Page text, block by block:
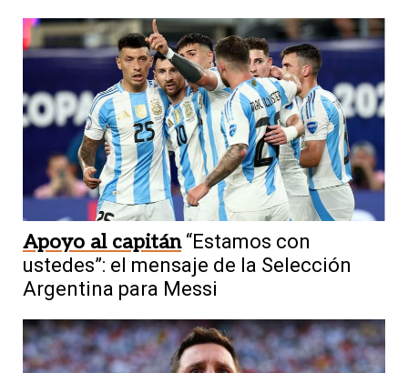
Apoyo al capitán “Estamos con
ustedes”: el mensaje de la Selección
Argentina para Messi